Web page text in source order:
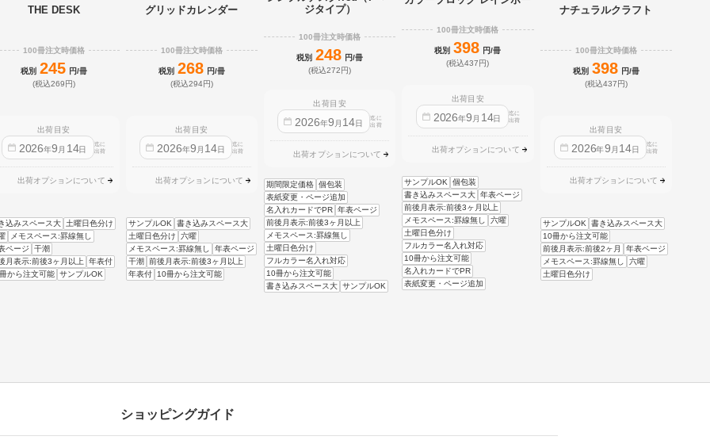
THE DESK
100冊注文時価格
税別 245 円/冊
(税込269円)
出荷目安
2026年9 月 14日
迄に
出荷
出荷オプションについて
込みスペース大
土曜日色分け
メモスペース:罫線無し
ページ
干潮
月表示:前後3ヶ月以上
年表付
から注文可能 サンプルOK
グリッドカレンダー
100冊注文時価格
税別 268 円/冊
(税込294円)
出荷目安
2026年9 月 14日
迄に
出荷
出荷オプションについて
サンプルOK
書き込みスペース大
土曜日色分け
六曜
メモスペース:罫線無し
年表ページ
干潮 前後月表示:前後3ヶ月以上
年表付
10冊から注文可能
ジタイプ）
100冊注文時価格
税別 248 円/冊
(税込272円)
出荷目安
2026年9 月 14日
迄に
出荷
出荷オプションについて
期間限定価格 個包装
表紙変更・ページ追加
名入れカードでPR 年表ページ
前後月表示:前後3ヶ月以上
メモスペース:罫線無し
土曜日色分け
フルカラー名入れ対応
10冊から注文可能
書き込みスペース大 サンプルOK
100冊注文時価格
税別 398 円/冊
(税込437円)
出荷目安
2026年9 月 14日
迄に
出荷
出荷オプションについて
サンプルOK 個包装
書き込みスペース大 年表ページ
前後月表示:前後3ヶ月以上
メモスペース:罫線無し
六曜
土曜日色分け
フルカラー名入れ対応
10冊から注文可能
名入れカードでPR
表紙変更・ページ追加
ナチュラルクラフト
100冊注文時価格
税別 398 円/冊
(税込437円)
出荷目安
2026年9 月 14日
迄に
出荷
出荷オプションについて
サンプルOK
書き込みスペース大
10冊から注文可能
前後月表示:前後2ヶ月
年表ページ
メモスペース:罫線無し
六曜
土曜日色分け
ショッピングガイド